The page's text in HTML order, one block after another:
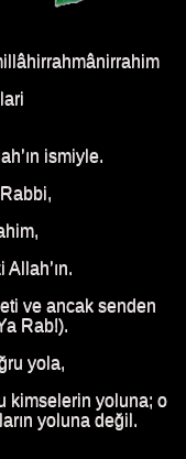
ismiyle.
ve ancak senden
Rab!).
yola,
kimselerin yoluna; o
yoluna değil.